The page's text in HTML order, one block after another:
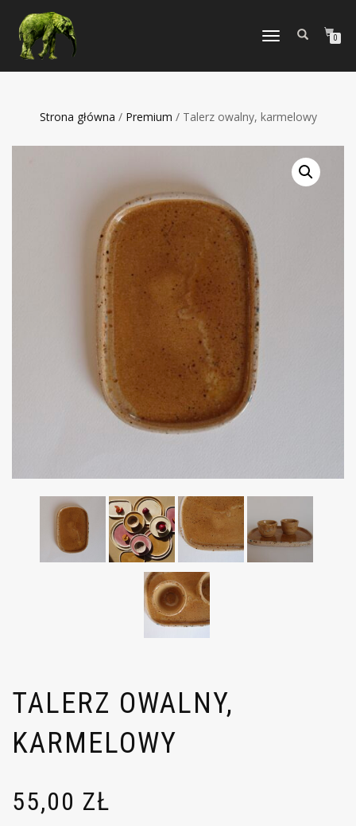
TOGGLE
0
Strona główna / Premium / Talerz owalny, karmelowy
TALERZ OWALNY,
KARMELOWY
55,00 ZŁ